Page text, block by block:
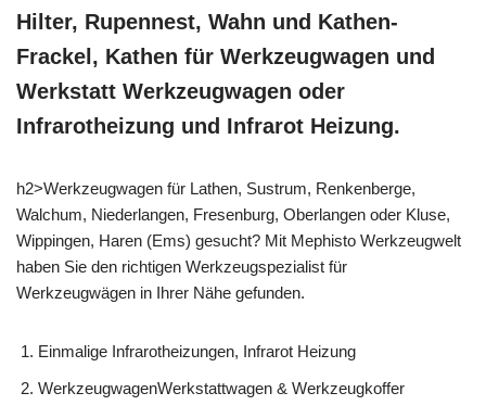
Hilter, Rupennest, Wahn und Kathen-
Frackel, Kathen für Werkzeugwagen und
Werkstatt Werkzeugwagen oder
Infrarotheizung und Infrarot Heizung.
h2>Werkzeugwagen für Lathen, Sustrum, Renkenberge,
Walchum, Niederlangen, Fresenburg, Oberlangen oder Kluse,
Wippingen, Haren (Ems) gesucht? Mit Mephisto Werkzeugwelt
haben Sie den richtigen Werkzeugspezialist für
Werkzeugwägen in Ihrer Nähe gefunden.
Einmalige Infrarotheizungen, Infrarot Heizung
WerkzeugwagenWerkstattwagen & Werkzeugkoffer